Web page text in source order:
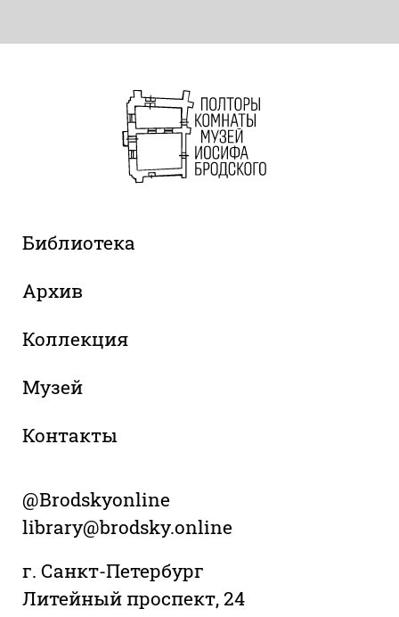
Библиотека
Архив
Коллекция
Музей
Контакты
@Brodskyonline
library@brodsky.online
г. Санкт-Петербург
Литейный проспект, 24